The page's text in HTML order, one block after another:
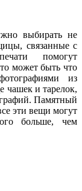
выбирать не
связанные с
помогут
может быть что
из
чашек и тарелок,
Памятный
эти вещи могут
больше, чем